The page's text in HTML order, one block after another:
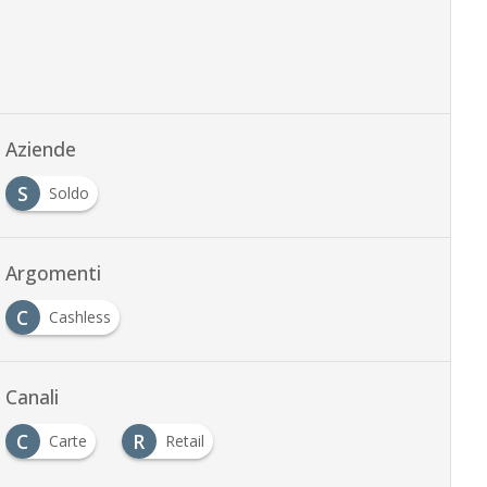
Aziende
S
Soldo
Argomenti
C
Cashless
Canali
C
Carte R Retail